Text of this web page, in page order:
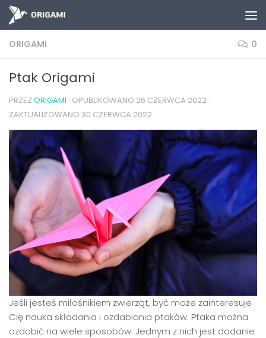
Skip to content
ORIGAMI 0
Ptak Origami
PRZEZ ORIGAMI · OPUBLIKOWANO 26 CZERWCA 2022 ·
ZAKTUALIZOWANO 30 CZERWCA 2022
Jeśli jesteś miłośnikiem zwierząt, być może zainteresuje
Cię nauka składania i ozdabiania ptaków. Ptaka można
ozdobić na wiele sposobów. Jednym z nich jest dodanie